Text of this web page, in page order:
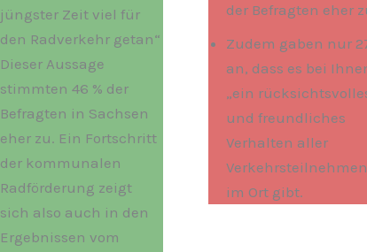
jüngster Zeit viel für
den Radverkehr getan“
Dieser Aussage
stimmten 46 % der
Befragten in Sachsen
eher zu. Ein Fortschritt
der kommunalen
Radförderung zeigt
sich also auch in den
Ergebnissen vom
der Befragten eher
Zudem gaben nur
an, dass es bei
„ein
und freundliches
Verhalten aller
im Ort gibt.